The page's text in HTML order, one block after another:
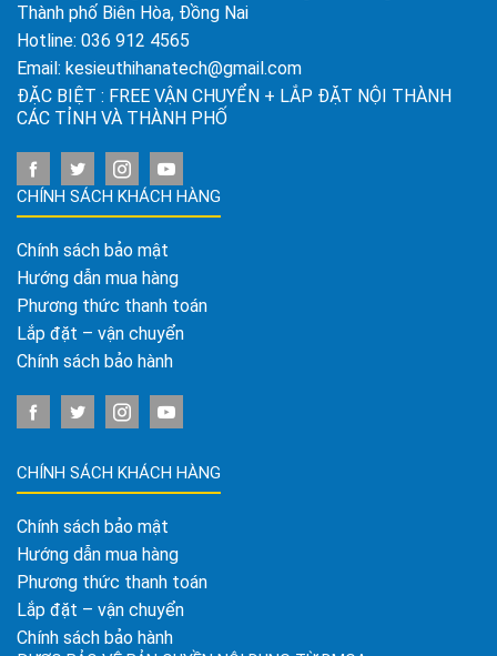
Thành phố Biên Hòa, Đồng Nai
Hotline: 036 912 4565
Email: kesieuthihanatech@gmail.com
ĐẶC BIỆT : FREE VẬN CHUYỂN + LẮP ĐẶT NỘI THÀNH
CÁC TỈNH VÀ THÀNH PHỐ
CHÍNH SÁCH KHÁCH HÀNG
Chính sách bảo mật
Hướng dẫn mua hàng
Phương thức thanh toán
Lắp đặt – vận chuyển
Chính sách bảo hành
CHÍNH SÁCH KHÁCH HÀNG
Chính sách bảo mật
Hướng dẫn mua hàng
Phương thức thanh toán
Lắp đặt – vận chuyển
Chính sách bảo hành